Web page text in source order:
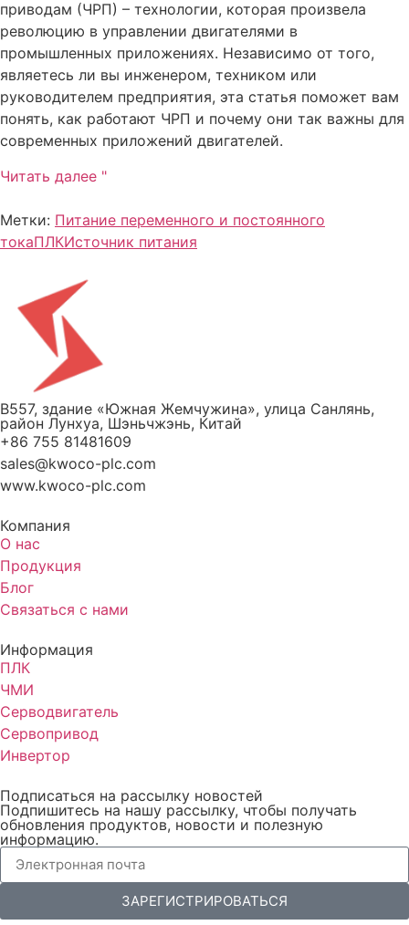
приводам (ЧРП) – технологии, которая произвела
революцию в управлении двигателями в
промышленных приложениях. Независимо от того,
являетесь ли вы инженером, техником или
руководителем предприятия, эта статья поможет вам
понять, как работают ЧРП и почему они так важны для
современных приложений двигателей.
Читать далее "
Метки: Питание переменного и постоянного
токаПЛКИсточник питания
B557, здание «Южная Жемчужина», улица Санлянь,
район Лунхуа, Шэньчжэнь, Китай
+86 755 81481609
sales@kwoco-plc.com
www.kwoco-plc.com
Компания
О нас
Продукция
Блог
Связаться с нами
Информация
ПЛК
ЧМИ
Серводвигатель
Сервопривод
Инвертор
Подписаться на рассылку новостей
Подпишитесь на нашу рассылку, чтобы получать
обновления продуктов, новости и полезную
информацию.
ЗАРЕГИСТРИРОВАТЬСЯ